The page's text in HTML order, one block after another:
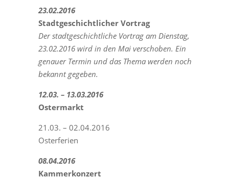
23.02.2016
Stadtgeschichtlicher Vortrag
Der stadtgeschichtliche Vortrag am Dienstag,
23.02.2016 wird in den Mai verschoben. Ein
genauer Termin und das Thema werden noch
bekannt gegeben.
12.03. – 13.03.2016
Ostermarkt
21.03. – 02.04.2016
Osterferien
08.04.2016
Kammerkonzert